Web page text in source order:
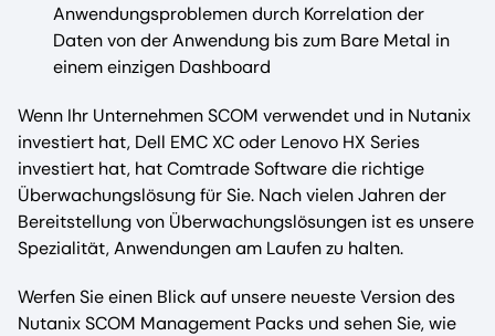
Anwendungsproblemen durch Korrelation der
Daten von der Anwendung bis zum Bare Metal in
einem einzigen Dashboard
Wenn Ihr Unternehmen SCOM verwendet und in Nutanix
investiert hat, Dell EMC XC oder Lenovo HX Series
investiert hat, hat Comtrade Software die richtige
Überwachungslösung für Sie. Nach vielen Jahren der
Bereitstellung von Überwachungslösungen ist es unsere
Spezialität, Anwendungen am Laufen zu halten.
Werfen Sie einen Blick auf unsere neueste Version des
Nutanix SCOM Management Packs und sehen Sie, wie